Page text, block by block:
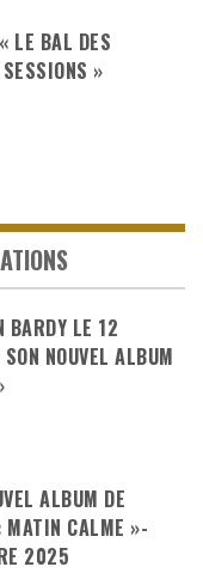
LE BAL DES
»
BARDY LE 12
NOUVEL ALBUM
ALBUM DE
MATIN CALME »-
2025